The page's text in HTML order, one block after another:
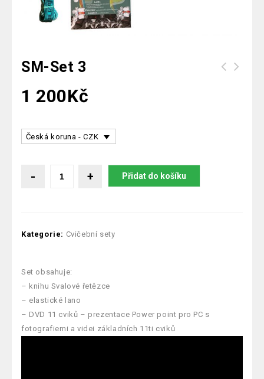
SM-Set 3
1 200Kč
Česká koruna - CZK
Přidat do košíku
Kategorie: Cvičební sety
Set obsahuje:
– knihu Svalové řetězce
– elastické lano
– DVD 11 cviků – prezentace Power point pro PC s
fotografiemi a videi základních 11ti cviků